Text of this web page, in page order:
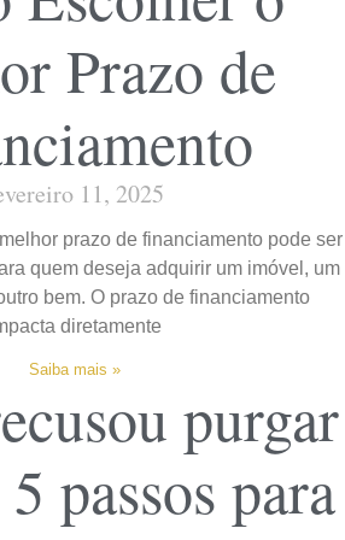
Prazo de
11, 2025
prazo de financiamento pode ser
quem deseja adquirir um imóvel, um
bem. O prazo de financiamento
diretamente
Saiba mais »
purgar
passos para